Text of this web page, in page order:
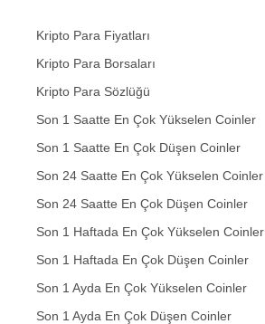
Kripto Para Fiyatları
Kripto Para Borsaları
Kripto Para Sözlüğü
Son 1 Saatte En Çok Yükselen Coinler
Son 1 Saatte En Çok Düşen Coinler
Son 24 Saatte En Çok Yükselen Coinler
Son 24 Saatte En Çok Düşen Coinler
Son 1 Haftada En Çok Yükselen Coinler
Son 1 Haftada En Çok Düşen Coinler
Son 1 Ayda En Çok Yükselen Coinler
Son 1 Ayda En Çok Düşen Coinler